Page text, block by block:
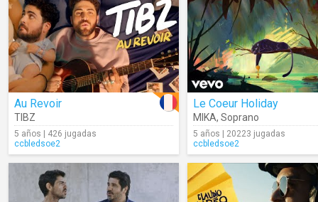
Au Revoir
TIBZ
5 años | 426 jugadas
ccbledsoe2
Le Coeur Holiday
MIKA, Soprano
5 años | 20223 jugadas
ccbledsoe2